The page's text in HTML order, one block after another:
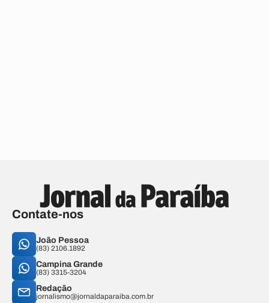
Contate-nos
João Pessoa
(83) 2106.1892
Campina Grande
(83) 3315-3204
Redação
jornalismo@jornaldaparaiba.com.br